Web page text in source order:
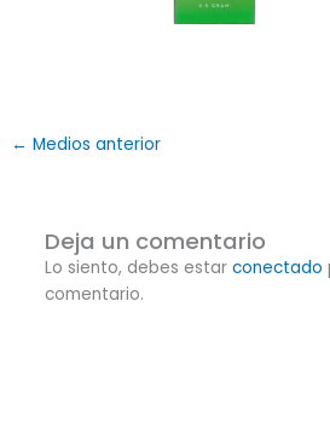
← Medios anterior
Deja un comentario
Lo siento, debes estar conectado
comentario.